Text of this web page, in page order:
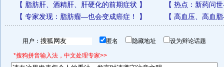
【 脂肪肝、酒精肝、肝硬化的前期症状 】 【 热点：新药问
【 专家发现：脂肪瘤—也会变成癌症！ 】 【 高血压、高血
用户： 匿名 隐藏地址 设为辩论话题
*搜狗拼音输入法，中文处理专家>>